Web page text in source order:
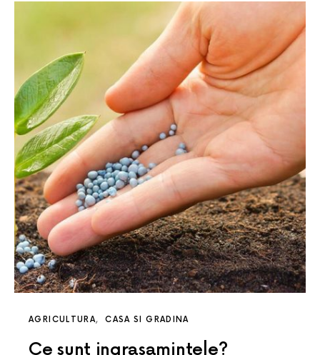
AGRICULTURA CASA SI GRADINA
Ce sunt ingrasamintele?